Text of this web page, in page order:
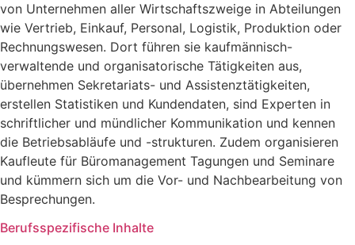
von Unternehmen aller Wirtschaftszweige in Abteilungen
wie Vertrieb, Einkauf, Personal, Logistik, Produktion oder
Rechnungswesen. Dort führen sie kaufmännisch-
verwaltende und organisatorische Tätigkeiten aus,
übernehmen Sekretariats- und Assistenztätigkeiten,
erstellen Statistiken und Kundendaten, sind Experten in
schriftlicher und mündlicher Kommunikation und kennen
die Betriebsabläufe und -strukturen. Zudem organisieren
Kaufleute für Büromanagement Tagungen und Seminare
und kümmern sich um die Vor- und Nachbearbeitung von
Besprechungen.
Berufsspezifische Inhalte